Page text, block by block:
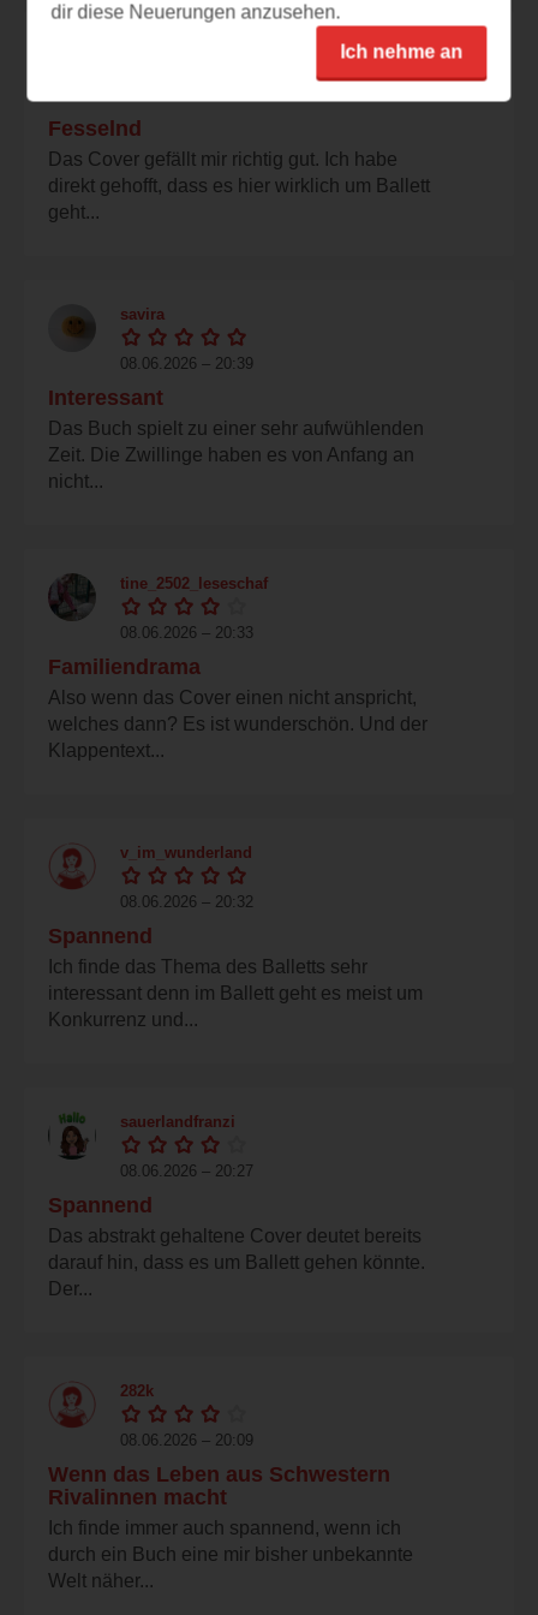
Fesselnd
Das Cover gefällt mir richtig gut. Ich habe
direkt gehofft, dass es hier wirklich um Ballett
geht...
savira
08.06.2026 – 20:39
Interessant
Das Buch spielt zu einer sehr aufwühlenden
Zeit. Die Zwillinge haben es von Anfang an
nicht...
tine_2502_leseschaf
08.06.2026 – 20:33
Familiendrama
Also wenn das Cover einen nicht anspricht,
welches dann? Es ist wunderschön. Und der
Klappentext...
v_im_wunderland
08.06.2026 – 20:32
Spannend
Ich finde das Thema des Balletts sehr
interessant denn im Ballett geht es meist um
Konkurrenz und...
sauerlandfranzi
08.06.2026 – 20:27
Spannend
Das abstrakt gehaltene Cover deutet bereits
darauf hin, dass es um Ballett gehen könnte.
Der...
282k
08.06.2026 – 20:09
Wenn das Leben aus Schwestern
Rivalinnen macht
Ich finde immer auch spannend, wenn ich
durch ein Buch eine mir bisher unbekannte
Welt näher...
dir diese Neuerungen anzusehen.
Ich nehme an